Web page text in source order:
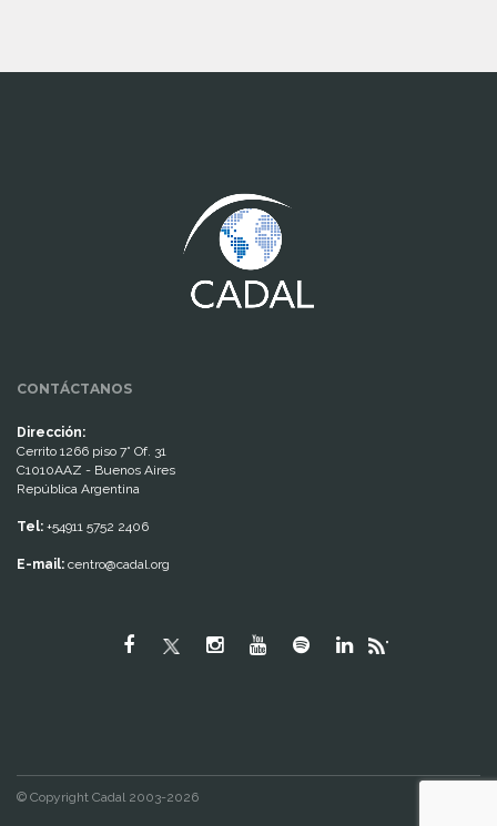
CONTÁCTANOS
Dirección:
Cerrito 1266 piso 7° Of. 31
C1010AAZ - Buenos Aires
República Argentina
Tel: +54911 5752 2406
E-mail: centro@cadal.org
"
© Copyright Cadal 2003-2026